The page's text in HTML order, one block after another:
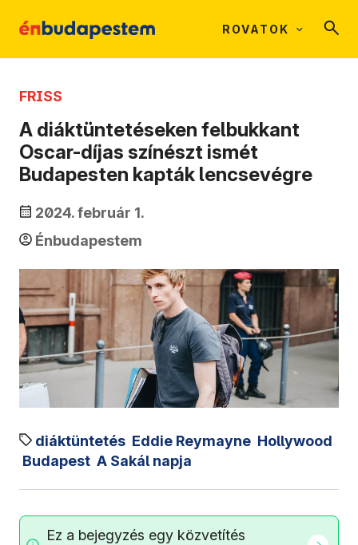
ROVATOK
FRISS
A diáktüntetéseken felbukkant
Oscar-díjas színészt ismét
Budapesten kapták lencsevégre
2024. február 1.
Énbudapestem
diáktüntetés Eddie Reymayne Hollywood
Budapest A Sakál napja
Ez a bejegyzés egy közvetítés